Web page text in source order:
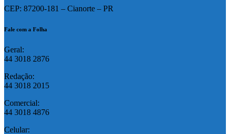
CEP: 87200-181 – Cianorte – PR
Fale com a Folha
Geral:
44 3018 2876
Redação:
44 3018 2015
Comercial:
44 3018 4876
Celular: